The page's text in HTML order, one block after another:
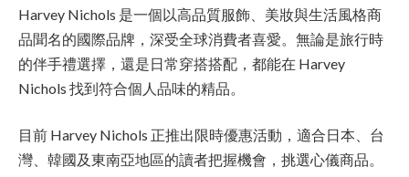
Harvey Nichols 是一個以高品質服飾、美妝與生活風格商
品聞名的國際品牌，深受全球消費者喜愛。無論是旅行時
的伴手禮選擇，還是日常穿搭搭配，都能在 Harvey
Nichols 找到符合個人品味的精品。
目前 Harvey Nichols 正推出限時優惠活動，適合日本、台
灣、韓國及東南亞地區的讀者把握機會，挑選心儀商品。